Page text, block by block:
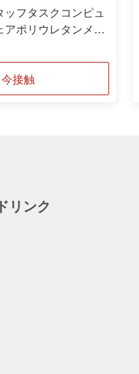
フタスクコンピュ
アポリウレタンメッ
今接触
リンク